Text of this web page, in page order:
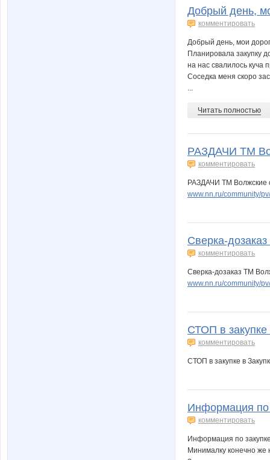
Добрый день,
комментировать
Добрый день, мои
Планировала закупку
на нас свалилось куча
Соседка меня скоро
...
Читать полностью
РАЗДАЧИ ТМ
комментировать
РАЗДАЧИ ТМ Волжские
www.nn.ru/community/
Сверка-
комментировать
Сверка-дозаказ ТМ
www.nn.ru/community/
СТОП в
комментировать
СТОП в закупке в
Информация по
комментировать
Информация по
Минималку конечно же